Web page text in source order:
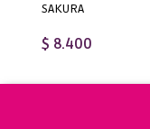
SAKURA
$ 8.400